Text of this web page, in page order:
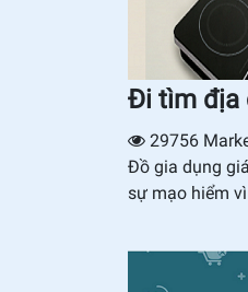
Đi tìm địa
29756
Đồ gia dụng
sự mạo hiểm